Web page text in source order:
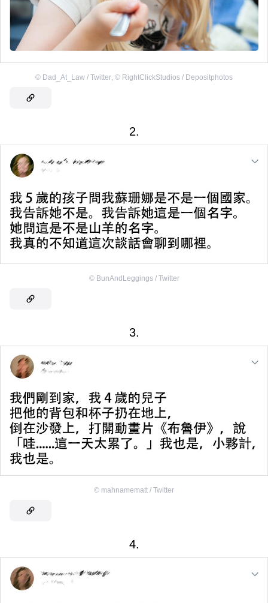
© Dad_At_Law / Twitter © RightClickStudios / Depositphotos
2.
© BunAndLeggings / Twitter
3.
© mahnamematt / Twitter
4.